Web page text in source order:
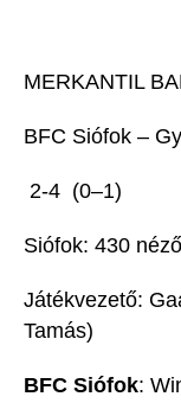
MERKANTIL
BFC Siófok –
2-4 (0–1)
Siófok: 430 n
Játékvezető:
Tamás)
BFC Siófok: